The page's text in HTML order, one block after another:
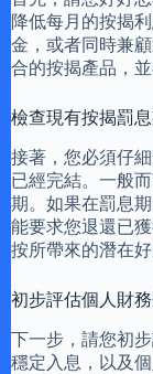
降低每月的按揭
金，或者同時兼
合的按揭產品，
檢查現有按揭罰
接著，您必須仔
已經完結。一般
期。如果在罰息
能要求您退還已
按所帶來的潛在好
初步評估個人財
下一步，請您初
穩定入息，以及